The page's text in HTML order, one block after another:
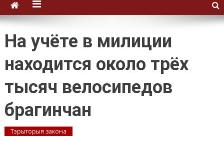
На учёте в милиции
находится около трёх
тысяч велосипедов
брагинчан
Тэрыторыя закона